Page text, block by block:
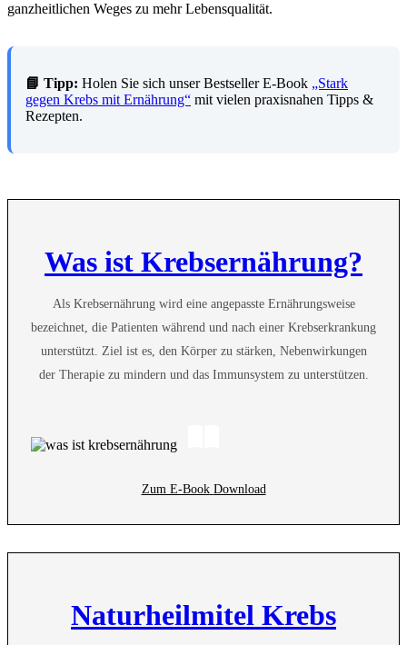
ganzheitlichen Weges zu mehr Lebensqualität.
📘 Tipp: Holen Sie sich unser Bestseller E-Book „Stark
gegen Krebs mit Ernährung“ mit vielen praxisnahen Tipps &
Rezepten.
Was ist Krebsernährung?
Als Krebsernährung wird eine angepasste Ernährungsweise
bezeichnet, die Patienten während und nach einer Krebserkrankung
unterstützt. Ziel ist es, den Körper zu stärken, Nebenwirkungen
der Therapie zu mindern und das Immunsystem zu unterstützen.
Zum E-Book Download
Naturheilmitel Krebs